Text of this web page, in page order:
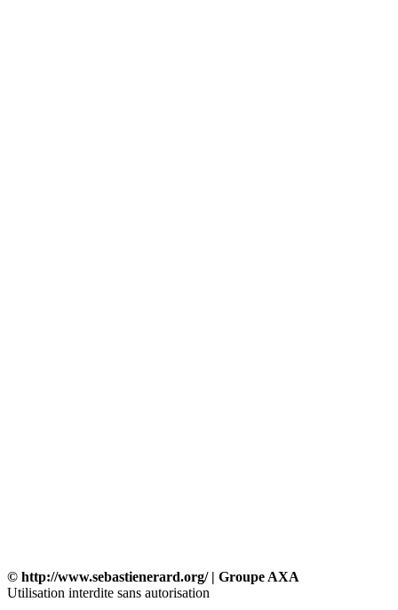
© http://www.sebastienerard.org/ | Groupe AXA
Utilisation interdite sans autorisation